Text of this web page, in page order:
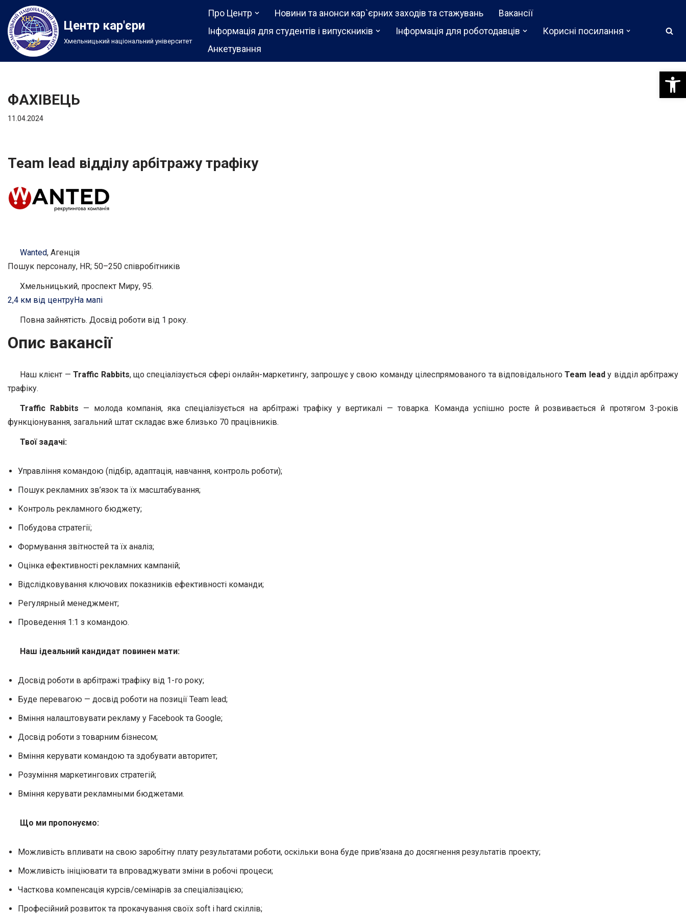
Перейти
до
вмісту
Центр кар'єри
Хмельницький національний університет
Про Центр Новини та анонси кар`єрних заходів та стажувань
Вакансії
Інформація для студентів і випускників
Інформація для роботодавців
Корисні посилання
Анкетування
ФАХІВЕЦЬ
11.04.2024
Team lead відділу арбітражу трафіку
Wanted, Агенція
Пошук персоналу, HR; 50–250 співробітників
Хмельницький, проспект Миру, 95.
2,4 км від центруНа мапі
Повна зайнятість. Досвід роботи від 1 року.
Опис вакансії
Наш клієнт —Traffic Rabbits, що спеціалізується сфері онлайн-маркетингу, запрошує у свою команду цілеспрямованого та відповідальногоTeam leadу відділ арбітражу
трафіку.
Traffic Rabbits — молода компанія, яка спеціалізується на арбітражі трафіку у вертикалі — товарка. Команда успішно росте й розвивається й протягом 3-років
функціонування, загальний штат складає вже близько 70 працівників.
Твої задачі:
Управління командою (підбір, адаптація, навчання, контроль роботи);
Пошук рекламних зв’язок та їх масштабування;
Контроль рекламного бюджету;
Побудова стратегії;
Формування звітностей та їх аналіз;
Оцінка ефективності рекламних кампаній;
Відслідковування ключових показників ефективності команди;
Регулярный менеджмент;
Проведення 1:1 з командою.
Наш ідеальний кандидат повинен мати:
Досвід роботи в арбітражі трафіку від 1-го року;
Буде перевагою — досвід роботи на позиції Team lead;
Вміння налаштовувати рекламу у Facebook та Google;
Досвід роботи з товарним бізнесом;
Вміння керувати командою та здобувати авторитет;
Розуміння маркетингових стратегій;
Вміння керувати рекламными бюджетами.
Що ми пропонуємо:
Можливість впливати на свою заробітну плату результатами роботи, оскільки вона буде прив’язана до досягнення результатів проекту;
Можливість ініціювати та впроваджувати зміни в робочі процеси;
Часткова компенсація курсів/семінарів за спеціалізацією;
Професійний розвиток та прокачування своїх soft і hard скіллів;